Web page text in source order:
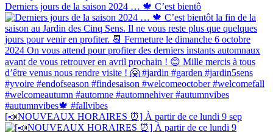
Derniers jours de la saison 2024 … 🍁 C’est bientô
[📣NOUVEAUX HORAIRES ⏰] À partir de ce lundi 9 sep